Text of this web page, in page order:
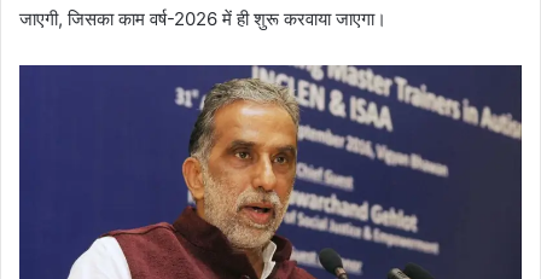
जाएगी, जिसका काम वर्ष-2026 में ही शुरू करवाया जाएगा।